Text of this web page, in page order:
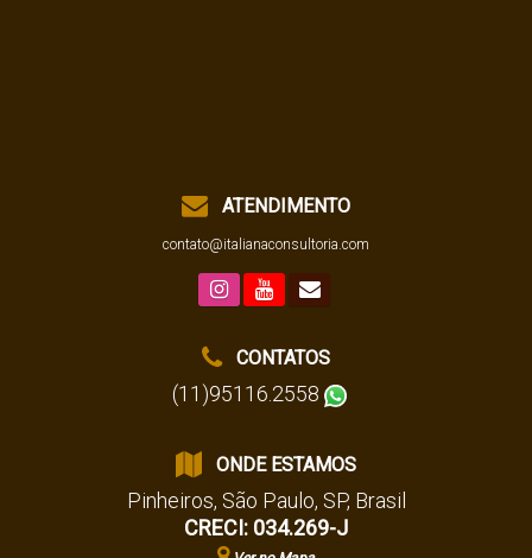
ATENDIMENTO
contato@italianaconsultoria.com
CONTATOS
(11)95116.2558
ONDE ESTAMOS
Pinheiros, São Paulo, SP, Brasil
CRECI: 034.269-J